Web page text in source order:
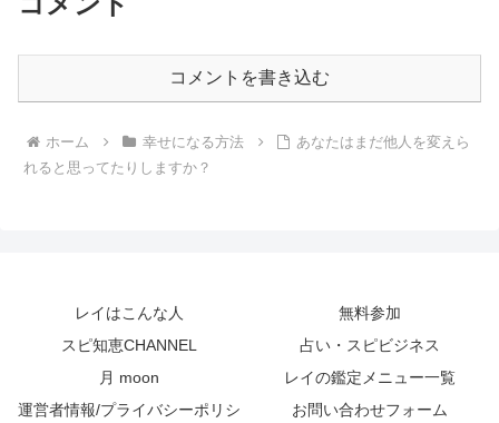
コメントを書き込む
ホーム 幸せになる方法
あなたはまだ他人を変えら
れると思ってたりしますか？
レイはこんな人
無料参加
スピ知恵CHANNEL
占い・スピビジネス
月 moon
レイの鑑定メニュー一覧
運営者情報/プライバシーポリシ
お問い合わせフォーム